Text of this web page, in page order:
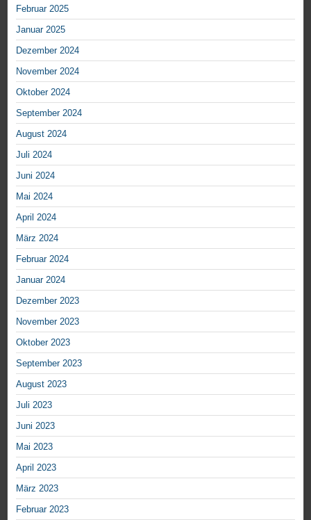
Februar 2025
Januar 2025
Dezember 2024
November 2024
Oktober 2024
September 2024
August 2024
Juli 2024
Juni 2024
Mai 2024
April 2024
März 2024
Februar 2024
Januar 2024
Dezember 2023
November 2023
Oktober 2023
September 2023
August 2023
Juli 2023
Juni 2023
Mai 2023
April 2023
März 2023
Februar 2023